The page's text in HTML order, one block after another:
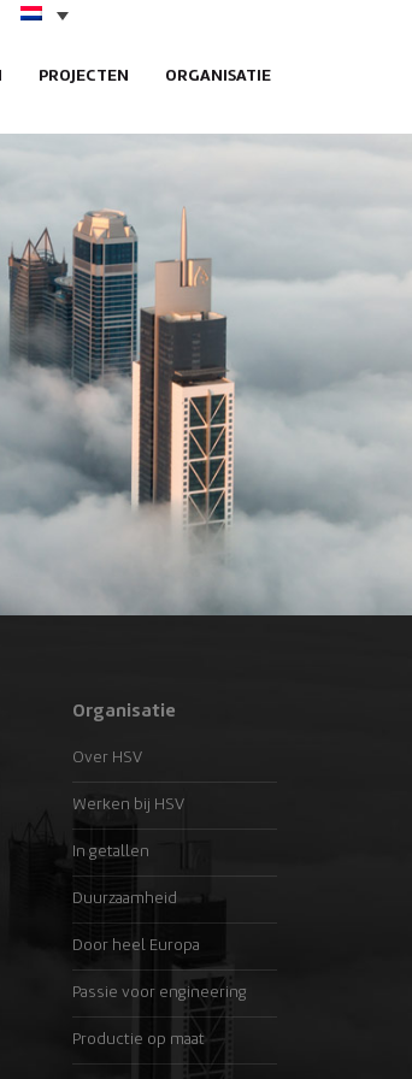
PROJECTEN ORGANISATIE
Organisatie
Over HSV
Werken bij HSV
In getallen
Duurzaamheid
Door heel Europa
Passie voor engineering
Productie op maat